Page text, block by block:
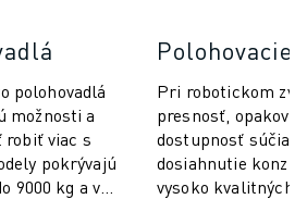
polohovadlá
možnosti a
robiť viac s
pokrývajú
9000 kg a v
Polohovacie
Pri robotickom
presnosť,
dostupnosť
dosiahnutie
vysoko kvalitných